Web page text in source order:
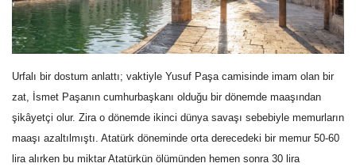
Gündem
Tekno Bilim
Ekonomi
Siyaset
Urfalı bir dostum anlattı; vaktiyle Yusuf Paşa camisinde imam olan bir
zat, İsmet Paşanın cumhurbaşkanı olduğu bir dönemde maaşından
şikâyetçi olur. Zira o dönemde ikinci dünya savaşı sebebiyle memurların
maaşı azaltılmıştı. Atatürk döneminde orta derecedeki bir memur 50-60
lira alırken bu miktar Atatürkün ölümünden hemen sonra 30 lira